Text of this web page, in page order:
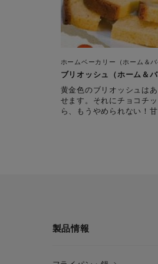
ホームベーカリー（ホーム＆バ
ブリオッシュ（ホーム＆バ
黄金色のブリオッシュは
せます。それにチョコチ
ら、もうやめられない！
製品情報